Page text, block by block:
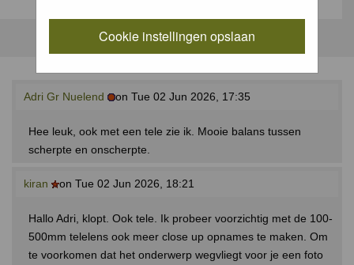
Cookie instellingen opslaan
Adri Gr Nuelend on Tue 02 Jun 2026, 17:35
Hee leuk, ook met een tele zie ik. Mooie balans tussen
scherpte en onscherpte.
kiran on Tue 02 Jun 2026, 18:21
Hallo Adri, klopt. Ook tele. Ik probeer voorzichtig met de 100-
500mm telelens ook meer close up opnames te maken. Om
te voorkomen dat het onderwerp wegvliegt voor je een foto